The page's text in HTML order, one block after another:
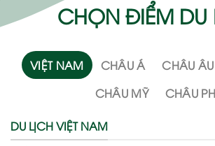
CHỌN ĐIỂM DU
VIỆT NAM CHÂU Á CHÂU ÂU
CHÂU MỸ
CHÂU
DU LỊCH VIỆT NAM